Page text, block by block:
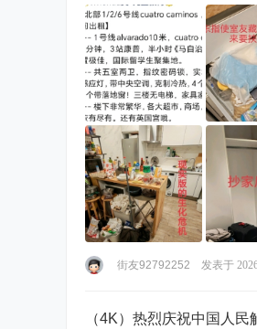
到清理，房东指使室友 ...
街友92792252 发表于
（4K）热烈庆祝中国人